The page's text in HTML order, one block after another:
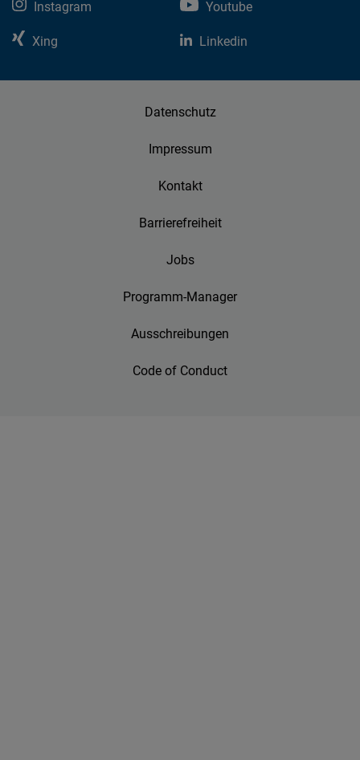
Instagram
Youtube
Xing
Linkedin
Datenschutz
Impressum
Kontakt
Barrierefreiheit
Jobs
Programm-Manager
Ausschreibungen
Code of Conduct